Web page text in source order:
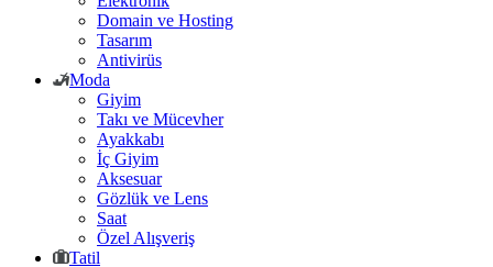
Domain ve Hosting
Tasarım
Antivirüs
Moda
Giyim
Takı ve Mücevher
Ayakkabı
İç Giyim
Aksesuar
Gözlük ve Lens
Saat
Özel Alışveriş
Tatil